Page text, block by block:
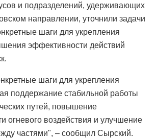
и подразделений, удерживающих
направлении, уточнили задачи
шаги для укрепления
эффективности действий
шаги для укрепления
поддержание стабильной работы
путей, повышение
огневого воздействия и улучшение
частями", – сообщил Сырский.